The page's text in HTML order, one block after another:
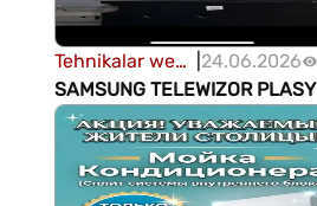
Tehnikalar we
enjamlar
24.06.2026
SAMSUNG TELEWIZOR PLASY